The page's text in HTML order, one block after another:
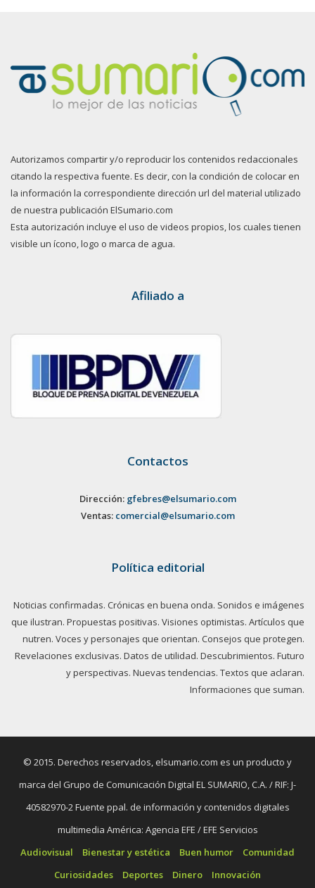
Autorizamos compartir y/o reproducir los contenidos redaccionales
citando la respectiva fuente. Es decir, con la condición de colocar en
la información la correspondiente dirección url del material utilizado
de nuestra publicación ElSumario.com
Esta autorización incluye el uso de videos propios, los cuales tienen
visible un ícono, logo o marca de agua.
Afiliado a
Contactos
Dirección: gfebres@elsumario.com
Ventas: comercial@elsumario.com
Política editorial
Noticias confirmadas. Crónicas en buena onda. Sonidos e imágenes
que ilustran. Propuestas positivas. Visiones optimistas. Artículos que
nutren. Voces y personajes que orientan. Consejos que protegen.
Revelaciones exclusivas. Datos de utilidad. Descubrimientos. Futuro
y perspectivas. Nuevas tendencias. Textos que aclaran.
Informaciones que suman.
© 2015. Derechos reservados, elsumario.com es un producto y
marca del Grupo de Comunicación Digital EL SUMARIO, C.A. / RIF: J-
40582970-2 Fuente ppal. de información y contenidos digitales
multimedia América: Agencia EFE / EFE Servicios
Audiovisual
Bienestar y estética Buen humor
Comunidad
Curiosidades
Deportes Dinero Innovación